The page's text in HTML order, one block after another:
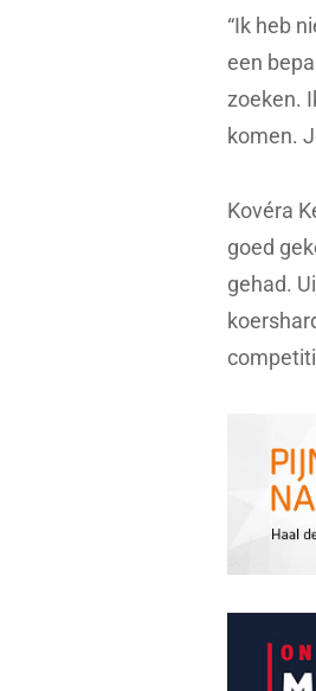
“Ik heb
een
zoeken.
komen.
Kovéra
goed
gehad.